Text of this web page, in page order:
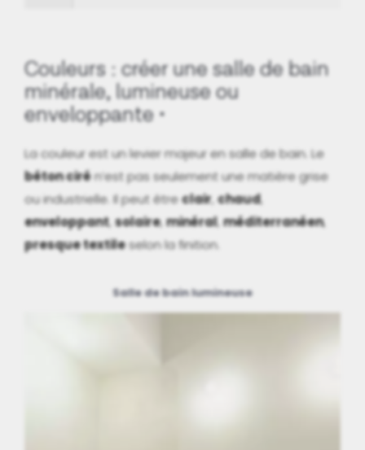
Couleurs : créer une salle de bain
minérale, lumineuse ou
enveloppante
La couleur est un levier majeur en salle de bain. Le
béton cirén’est pas seulement une matière grise
ou industrielle. Il peut êtreclair ,chaud,
enveloppant,solaire,minéral,méditerranéen,
presque textileselon la finition.
Salle de bain lumineuse